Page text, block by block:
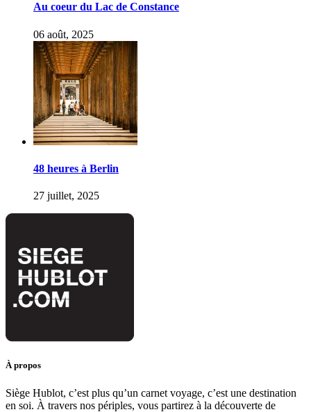
Au coeur du Lac de Constance
06 août, 2025
48 heures à Berlin
27 juillet, 2025
À propos
Siège Hublot, c’est plus qu’un carnet voyage, c’est une destination
en soi. À travers nos périples, vous partirez à la découverte de